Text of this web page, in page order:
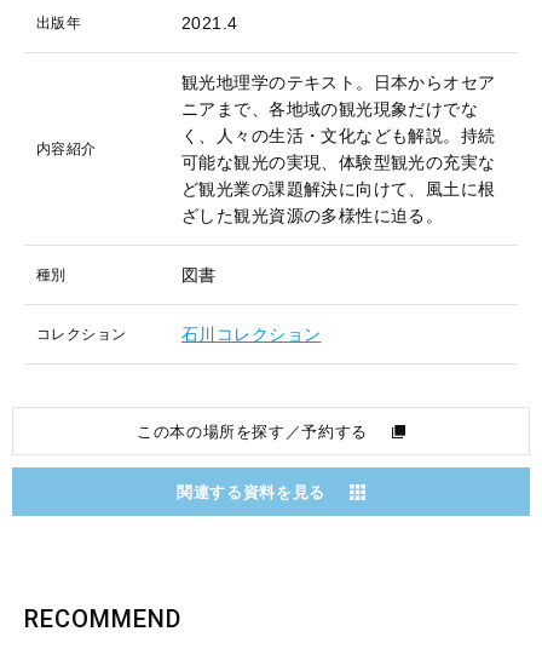
出版年 2021.4
内容紹介
観光地理学のテキスト。日本からオセア
ニアまで、各地域の観光現象だけでな
く、人々の生活・文化なども解説。持続
可能な観光の実現、体験型観光の充実な
ど観光業の課題解決に向けて、風土に根
ざした観光資源の多様性に迫る。
種別 図書
コレクション 石川コレクション
この本の場所を探す／予約する
関連する資料を見る
RECOMMEND